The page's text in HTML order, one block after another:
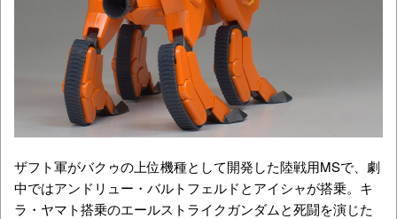
ザフト軍がバクゥの上位機種として開発した陸戦用MSで、劇
中ではアンドリュー・バルトフェルドとアイシャが搭乗。キ
ラ・ヤマト搭乗のエールストライクガンダムと死闘を演じた